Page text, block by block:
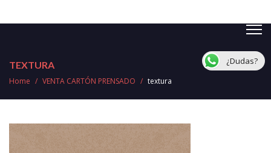
TEXTURA
Home / VENTA CARTÓN PRENSADO / textura
¿Dudas?